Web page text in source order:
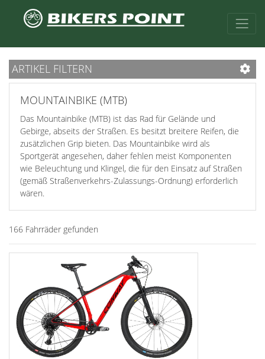
ARTIKEL FILTERN
MOUNTAINBIKE (MTB)
Das Mountainbike (MTB) ist das Rad für Gelände und
Gebirge, abseits der Straßen. Es besitzt breitere Reifen, die
zusätzlichen Grip bieten. Das Mountainbike wird als
Sportgerät angesehen, daher fehlen meist Komponenten
wie Beleuchtung und Klingel, die für den Einsatz auf Straßen
(gemäß Straßenverkehrs-Zulassungs-Ordnung) erforderlich
wären.
166 Fahrräder gefunden